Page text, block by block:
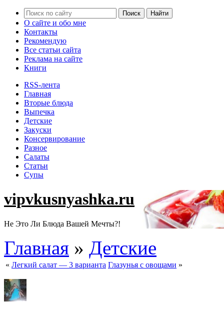
О сайте и обо мне
Контакты
Рекомендую
Все статьи сайта
Реклама на сайте
Книги
RSS-лента
Главная
Вторые блюда
Выпечка
Детские
Закуски
Консервирование
Разное
Салаты
Статьи
Супы
vipvkusnyashka.ru
Не Это Ли Блюда Вашей Мечты?!
Главная » Детские
« Легкий салат — 3 варианта Глазунья с овощами »